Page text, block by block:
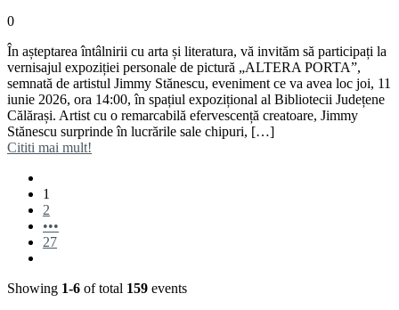
0
În așteptarea întâlnirii cu arta și literatura, vă invităm să participați la
vernisajul expoziției personale de pictură „ALTERA PORTA”,
semnată de artistul Jimmy Stănescu, eveniment ce va avea loc joi, 11
iunie 2026, ora 14:00, în spațiul expozițional al Bibliotecii Județene
Călărași. Artist cu o remarcabilă efervescență creatoare, Jimmy
Stănescu surprinde în lucrările sale chipuri, […]
Cititi mai mult!
1
2
•••
27
Showing 1-6 of total 159 events